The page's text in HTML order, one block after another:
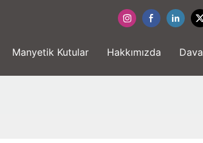
Manyetik Kutular Hakkımızda Dava